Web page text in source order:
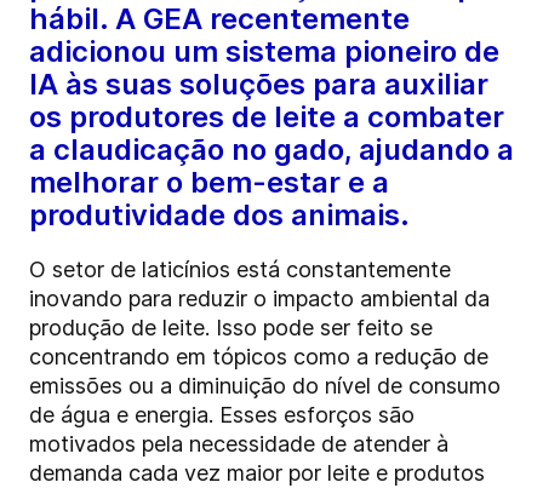
hábil. A GEA recentemente
adicionou um sistema pioneiro de
IA às suas soluções para auxiliar
os produtores de leite a combater
a claudicação no gado, ajudando a
melhorar o bem-estar e a
produtividade dos animais.
O setor de laticínios está constantemente
inovando para reduzir o impacto ambiental da
produção de leite. Isso pode ser feito se
concentrando em tópicos como a redução de
emissões ou a diminuição do nível de consumo
de água e energia. Esses esforços são
motivados pela necessidade de atender à
demanda cada vez maior por leite e produtos